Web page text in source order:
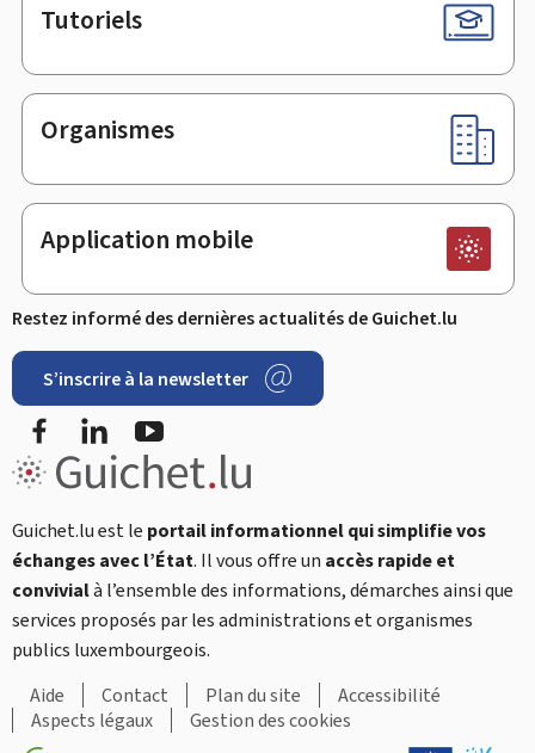
Tutoriels
Organismes
Application mobile
Restez informé des dernières actualités de Guichet.lu
S’inscrire à la newsletter
FacebookLinkedIn
Guichet.lu est le portail informationnel qui simplifie vos
échanges avec l’État. Il vous offre un accès rapide et
convivialà l’ensemble des informations, démarches ainsi que
services proposés par les administrations et organismes
publics luxembourgeois.
Aide
Contact Plan du site
Accessibilité
Aspects légaux
Gestion des cookies